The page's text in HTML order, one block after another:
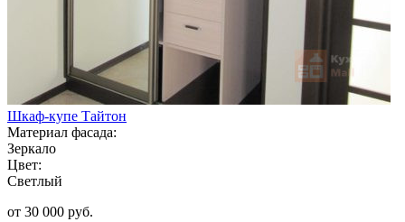
Шкаф-купе Тайтон
Материал фасада:
Зеркало
Цвет:
Светлый
от 30 000 руб.